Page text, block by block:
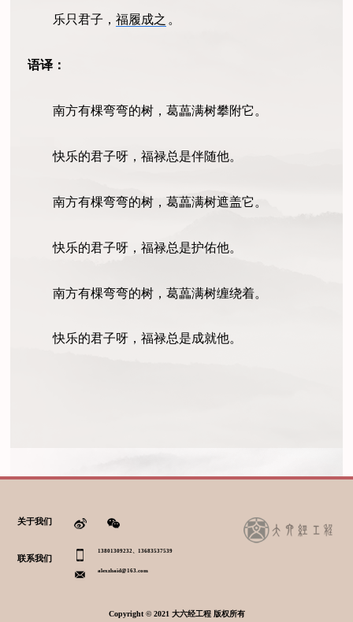
乐只君子， 福履成之 。
语译：
南方有棵弯弯的树，葛藟满树攀附它。
快乐的君子呀，福禄总是伴随他。
南方有棵弯弯的树，葛藟满树遮盖它。
快乐的君子呀，福禄总是护佑他。
南方有棵弯弯的树，葛藟满树缠绕着。
快乐的君子呀，福禄总是成就他。
关于我们
联系我们
13801309232、13683537539
alexzhaid@163.com
Copyright © 2021 大六经工程 版权所有